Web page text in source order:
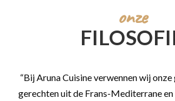
onze
“Bij Aruna Cuisine verwennen wij
gerechten uit de Frans-Mediterrane